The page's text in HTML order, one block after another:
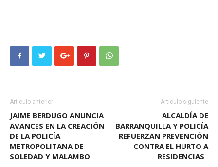
Artículo anterior
JAIME BERDUGO ANUNCIA
AVANCES EN LA CREACIÓN
DE LA POLICÍA
METROPOLITANA DE
SOLEDAD Y MALAMBO
Artículo siguiente
ALCALDÍA DE
BARRANQUILLA Y POLICÍA
REFUERZAN PREVENCIÓN
CONTRA EL HURTO A
RESIDENCIAS